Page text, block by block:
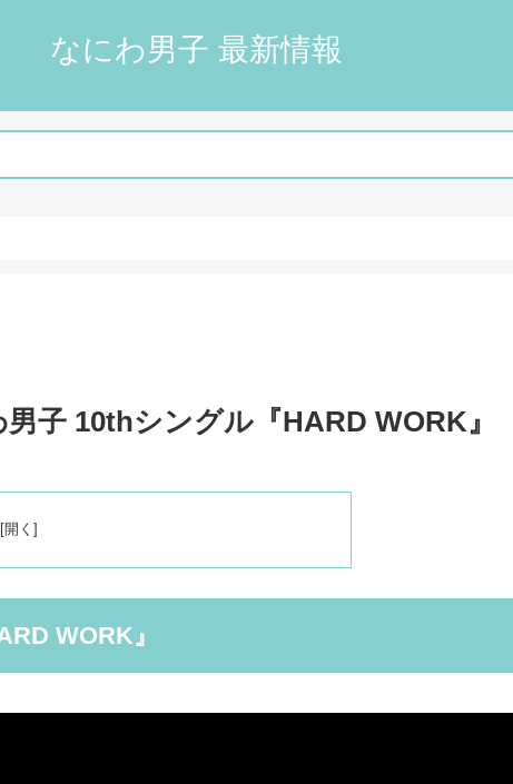
なにわ男子 最新情報
男子 10thシングル『HARD WORK』
WORK』